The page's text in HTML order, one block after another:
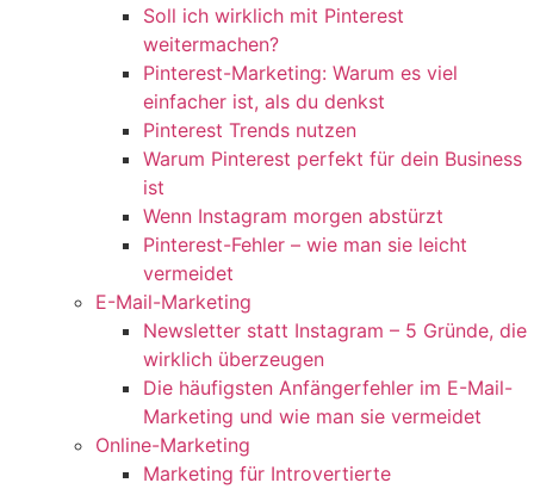
Soll ich wirklich mit Pinterest
weitermachen?
Pinterest-Marketing: Warum es viel
einfacher ist, als du denkst
Pinterest Trends nutzen
Warum Pinterest perfekt für dein Business
ist
Wenn Instagram morgen abstürzt
Pinterest-Fehler – wie man sie leicht
vermeidet
E-Mail-Marketing
Newsletter statt Instagram – 5 Gründe, die
wirklich überzeugen
Die häufigsten Anfängerfehler im E-Mail-
Marketing und wie man sie vermeidet
Online-Marketing
Marketing für Introvertierte